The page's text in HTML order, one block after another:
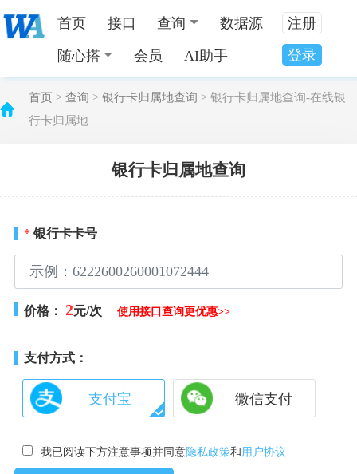
首页 接口 查询 数据源
随心搭 会员 AI助手
注册
登录
首页 > 查询 > 银行卡归属地查询 > 银行卡归属地查询-在线银
行卡归属地
银行卡归属地查询
* 银行卡卡号
价格： 2元/次 使用接口查询更优惠>>
支付方式：
支付宝 微信支付
我已阅读下方注意事项并同意隐私政策和 用户协议